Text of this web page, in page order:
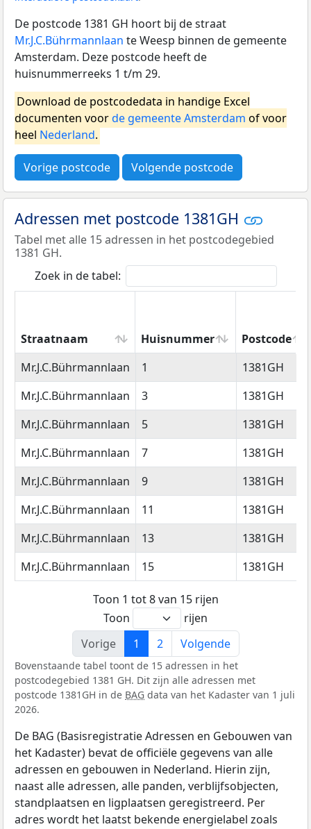
De postcode 1381 GH hoort bij de straat
Mr.J.C.Bührmannlaan te Weesp binnen de gemeente
Amsterdam. Deze postcode heeft de
huisnummerreeks 1 t/m 29.
Download de postcodedata in handige Excel
documenten voorde gemeente Amsterdam of voor
heel Nederland.
Vorige postcode Volgende postcode
Adressen met postcode 1381GH
Tabel met alle 15 adressen in het postcodegebied
1381 GH.
Zoek in de tabel:
Straatnaam Huisnummer
Postcode
Straatnaam
Huisnummer Postcode
Mr.J.C.Bührmannlaan 1
1381GH
Mr.J.C.Bührmannlaan
3
1381GH
Mr.J.C.Bührmannlaan
5
1381GH
Mr.J.C.Bührmannlaan
7
1381GH
Mr.J.C.Bührmannlaan
9
1381GH
Mr.J.C.Bührmannlaan
11
1381GH
Mr.J.C.Bührmannlaan
13
1381GH
Mr.J.C.Bührmannlaan
15 1381GH
Toon 1 tot 8 van 15 rijen
Toon
rijen
Vorige
1 2 Volgende
Bovenstaande tabel toont de 15 adressen in het
postcodegebied 1381 GH. Dit zijn alle adressen met
postcode 1381GH in de BAG data van het Kadaster van 1 juli
2026.
De BAG (Basisregistratie Adressen en Gebouwen van
het Kadaster) bevat de officiële gegevens van alle
adressen en gebouwen in Nederland. Hierin zijn,
naast alle adressen, alle panden, verblijfsobjecten,
standplaatsen en ligplaatsen geregistreerd. Per
adres wordt het laatst bekende energielabel zoals